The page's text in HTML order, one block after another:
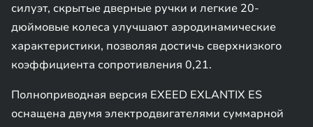
силуэт, скрытые дверные ручки и легкие 20-
дюймовые колеса улучшают аэродинамические
характеристики, позволяя достичь сверхнизкого
коэффициента сопротивления 0,21.
Полноприводная версия EXEED EXLANTIX ES
оснащена двумя электродвигателями суммарной